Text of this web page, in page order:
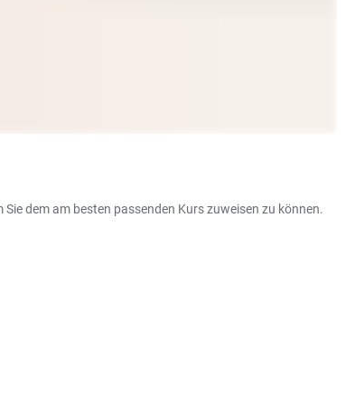
dem am besten passenden Kurs zuweisen zu können.